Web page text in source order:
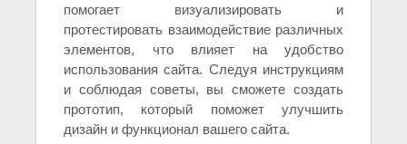
помогает визуализировать и
протестировать взаимодействие различных
элементов, что влияет на удобство
использования сайта. Следуя инструкциям
и соблюдая советы, вы сможете создать
прототип, который поможет улучшить
дизайн и функционал вашего сайта.